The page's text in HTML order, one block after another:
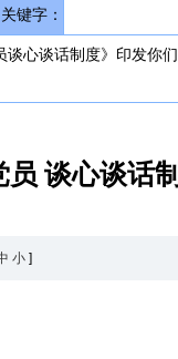
关键字：
心谈话制度》印发你
谈心谈话
小 ]